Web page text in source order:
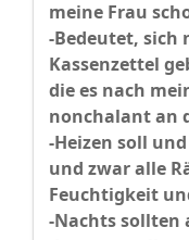
meine Frau
-Bedeutet, sich
Kassenzettel
die es nach
nonchalant an
-Heizen soll
und zwar alle
Feuchtigkeit
-Nachts sollten